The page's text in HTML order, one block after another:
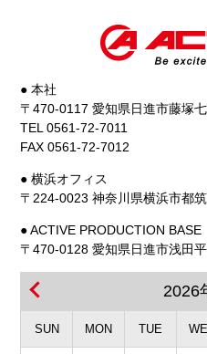
● 本社
〒470-0117 愛知県日進市藤塚
TEL 0561-72-7011
FAX 0561-72-7012
● 横浜オフィス
〒224-0023 神奈川県横浜市都
● ACTIVE PRODUCTION BASE
〒470-0128 愛知県日進市浅田
2026
SUN MON TUE